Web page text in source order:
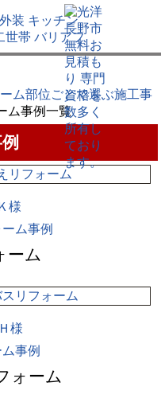
ム部位ごとで選ぶ施工事
ム事例一覧
様
ム事例
ーム
様
事例
ォーム